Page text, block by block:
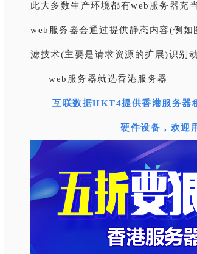
此大多数生产环境都有web服务器充
web服务器会通过提供静态内容(例
滤技术(主要是请求资源的扩展)识别
web服务器就选香港服务器
互联数据HKT4提供香港服务器
硬件设备，欢迎